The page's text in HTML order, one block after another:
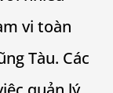
vi toàn
Tàu. Các